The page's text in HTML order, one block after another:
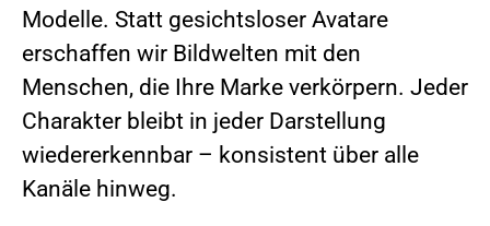
Modelle. Statt gesichtsloser Avatare
erschaffen wir Bildwelten mit den
Menschen, die Ihre Marke verkörpern. Jeder
Charakter bleibt in jeder Darstellung
wiedererkennbar – konsistent über alle
Kanäle hinweg.